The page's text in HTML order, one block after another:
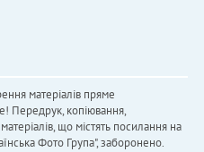
матеріалів пряме
Передрук, копіювання,
що містять посилання на
Фото Група", заборонено.